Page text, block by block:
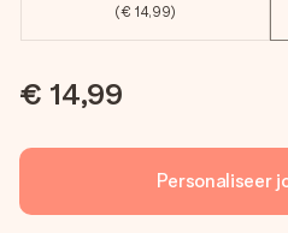
(€ 14,99)
€ 14,99
Personaliseer